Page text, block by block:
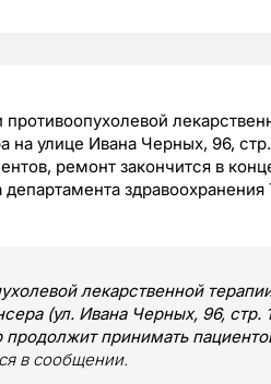
на улице Ивана Черных, 96,
ремонт закончится в
лекарственной
(ул. Ивана Черных, 96, стр.
принимать
в сообщении.